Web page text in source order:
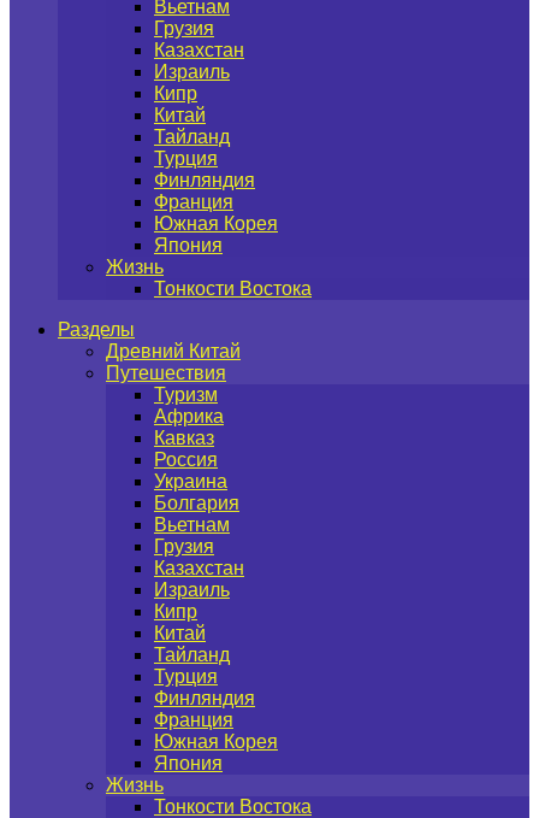
Вьетнам
Грузия
Казахстан
Израиль
Кипр
Китай
Тайланд
Турция
Финляндия
Франция
Южная Корея
Япония
Жизнь
Тонкости Востока
Разделы
Древний Китай
Путешествия
Туризм
Африка
Кавказ
Россия
Украина
Болгария
Вьетнам
Грузия
Казахстан
Израиль
Кипр
Китай
Тайланд
Турция
Финляндия
Франция
Южная Корея
Япония
Жизнь
Тонкости Востока